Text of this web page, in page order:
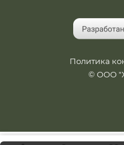
Политика
© ООО